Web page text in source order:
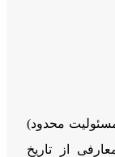
محدود)
از تاریخ